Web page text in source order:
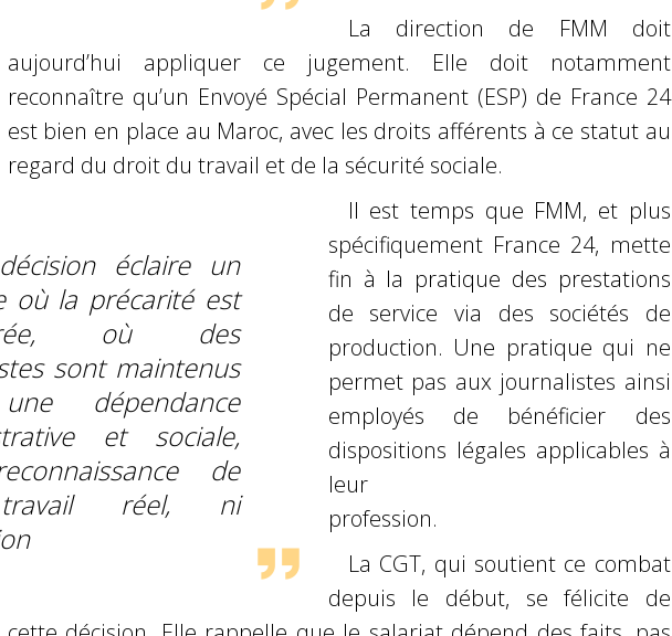
La direction de FMM doit
aujourd’hui appliquer ce jugement. Elle doit notamment
reconnaître qu’un Envoyé Spécial Permanent (ESP) de France 24
est bien en place au Maroc, avec les droits afférents à ce statut au
regard du droit du travail et de la sécurité sociale.
éclaire un
où la précarité est
où des
sont maintenus
dépendance
et sociale,
de
réel, ni
Il est temps que FMM, et plus
spécifiquement France 24, mette
fin à la pratique des prestations
de service via des sociétés de
production. Une pratique qui ne
permet pas aux journalistes ainsi
employés de bénéficier des
dispositions légales applicables à
leur
profession.
La CGT, qui soutient ce combat
depuis le début, se félicite de